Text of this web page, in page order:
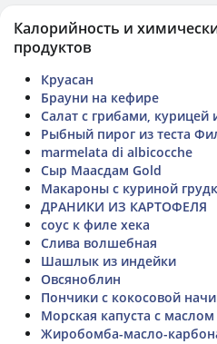
Калорийность и
продуктов
Круасан
Брауни на кефире
Салат с грибами,
Рыбный пирог из теста
marmelata di albicocche
Сыр Маасдам Gold
Макароны с куриной
ДРАНИКИ ИЗ КАРТОФЕЛЯ
соус к филе хека
Слива волшебная
Шашлык из индейки
Овсяноблин
Пончики с кокосовой
Морская капуста с маслом
Жиробомба-масло-